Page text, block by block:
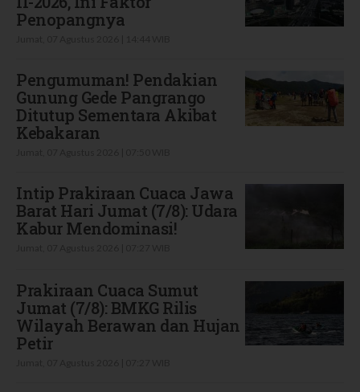
Penopangnya
Pengumuman! Pendakian
Gunung Gede Pangrango
Ditutup Sementara Akibat
Kebakaran
Intip Prakiraan Cuaca Jawa
Barat Hari Jumat (7/8): Udara
Kabur Mendominasi!
Prakiraan Cuaca Sumut
Jumat (7/8): BMKG Rilis
Wilayah Berawan dan Hujan
Petir